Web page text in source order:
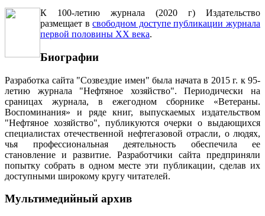
К 100-летию журнала (2020 г) Издательство
размещает всвободном доступе публикации журнала
первой половины ХХ века.
Биографии
Разработка сайта "Созвездие имен" была начата в 2015 г. к 95-
летию журнала "Нефтяное хозяйство". Периодически на
сраницах журнала, в ежегодном сборнике «Ветераны.
Воспоминания» и ряде книг, выпускаемых издательством
"Нефтяное хозяйство", публикуются очерки о выдающихся
специалистах отечественной нефтегазовой отрасли, о людях,
чья профессиональная деятельность обеспечила ее
становление и развитие. Разработчики сайта предприняли
попытку собрать в одном месте эти публикации, сделав их
доступными широкому кругу читателей.
Мультимедийный архив